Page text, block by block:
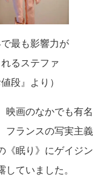
最も影響力が
るステファ
段』より）
映画のなかでも有名
フランスの写実主義
《眠り》にゲイジン
ていました。